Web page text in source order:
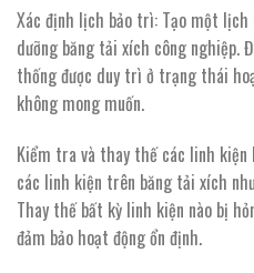
Xác định lịch bảo trì: Tạo một
dưỡng băng tải xích công nghiệp.
thống được duy trì ở trạng thái
không mong muốn.
Kiểm tra và thay thế các linh
các linh kiện trên băng tải xích
Thay thế bất kỳ linh kiện nào bị
đảm bảo hoạt động ổn định.